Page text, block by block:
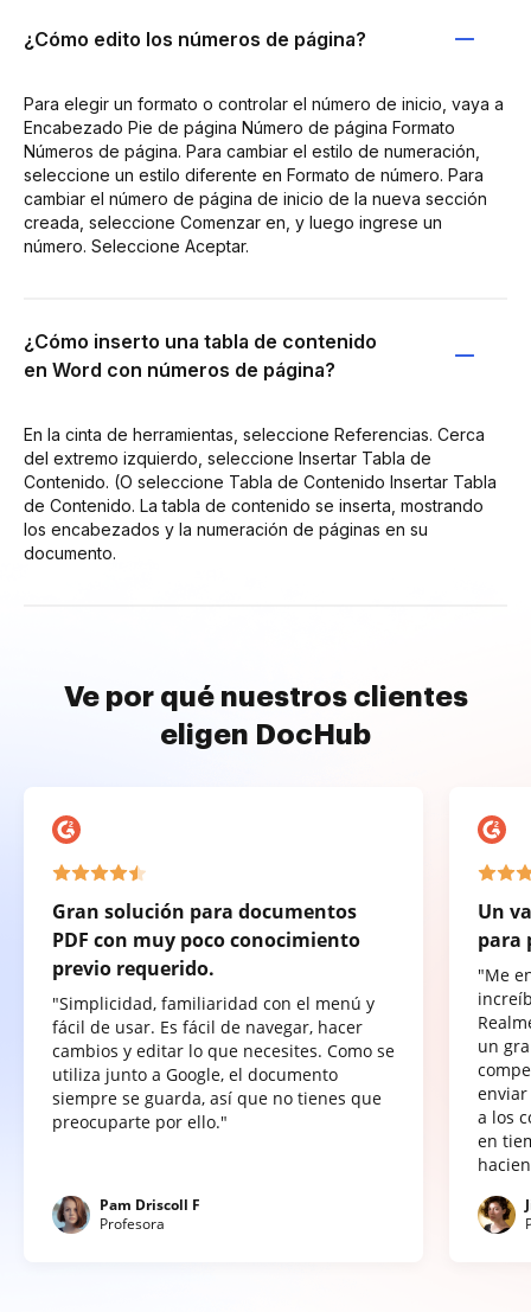
¿Cómo edito los números de página?
Para elegir un formato o controlar el número de inicio, vaya a
Encabezado Pie de página Número de página Formato
Números de página. Para cambiar el estilo de numeración,
seleccione un estilo diferente en Formato de número. Para
cambiar el número de página de inicio de la nueva sección
creada, seleccione Comenzar en, y luego ingrese un
número. Seleccione Aceptar.
¿Cómo inserto una tabla de contenido
en Word con números de página?
En la cinta de herramientas, seleccione Referencias. Cerca
del extremo izquierdo, seleccione Insertar Tabla de
Contenido. (O seleccione Tabla de Contenido Insertar Tabla
de Contenido. La tabla de contenido se inserta, mostrando
los encabezados y la numeración de páginas en su
documento.
Ve por qué nuestros clientes
eligen DocHub
Gran solución para documentos
PDF con muy poco conocimiento
previo requerido.
"Simplicidad, familiaridad con el menú y
fácil de usar. Es fácil de navegar, hacer
cambios y editar lo que necesites. Como se
utiliza junto a Google, el documento
siempre se guarda, así que no tienes que
preocuparte por ello."
Pam Driscoll F
Profesora
Un
para
"Me
un
a los
en